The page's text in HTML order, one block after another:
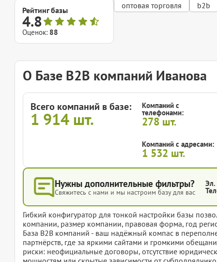
Рейтинг базы
4.8
Оценок: 88
оптовая торговля b2b
О Базе B2B компаний Иванова
Всего компаний в базе:
1 914 шт.
Компаний с
телефонами:
278 шт.
Компаний с адресами:
1 532 шт.
Нужны дополнительные фильтры?
Свяжитесь с нами и мы настроим базу для вас
Эл.
Гибкий конфигуратор для тонкой настройки базы
компании, размер компании, правовая форма, год
База B2B компаний - ваш надёжный компас в
партнёрств, где за яркими сайтами и громкими
риски: неофициальные договоры, отсутствие